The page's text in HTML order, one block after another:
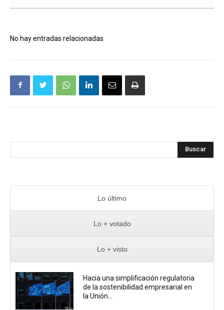
No hay entradas relacionadas
Buscar
Lo último
Lo + votado
Lo + visto
Hacia una simplificación regulatoria
de la sostenibilidad empresarial en
la Unión...